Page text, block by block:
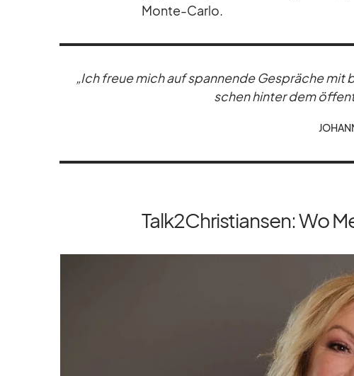
Monte-Carlo.
„Ich freue mich auf span­nende Ge­sprä­che
schen hin­ter dem
Talk2Christiansen: Wo